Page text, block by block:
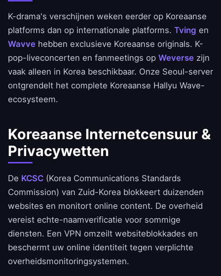
K-drama's verschijnen weken eerder op Koreaanse
platforms dan op internationale platforms. Tving en
Wavve hebben exclusieve Koreaanse originals. K-
pop-liveconcerten en fanmeetings op Weverse zijn
vaak alleen in Korea beschikbaar. Onze Seoul-server
ontgrendelt het complete Koreaanse Hallyu Wave-
ecosysteem.
Koreaanse Internetcensuur &
Privacywetten
De KCSC (Korea Communications Standards
Commission) van Zuid-Korea blokkeert duizenden
websites en monitort online content. De overheid
vereist echte-naamverificatie voor sommige
diensten. Een VPN omzeilt websiteblokkades en
beschermt uw online identiteit tegen verplichte
overheidsmonitoringsystemen.